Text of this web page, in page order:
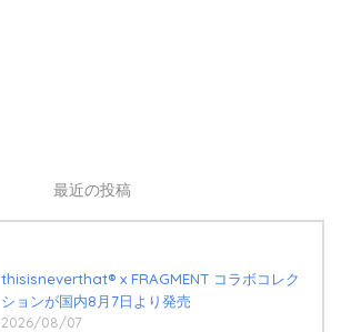
最近の投稿
thisisneverthat® x FRAGMENT コラボコレク
ションが国内8月7日より発売
2026/08/07